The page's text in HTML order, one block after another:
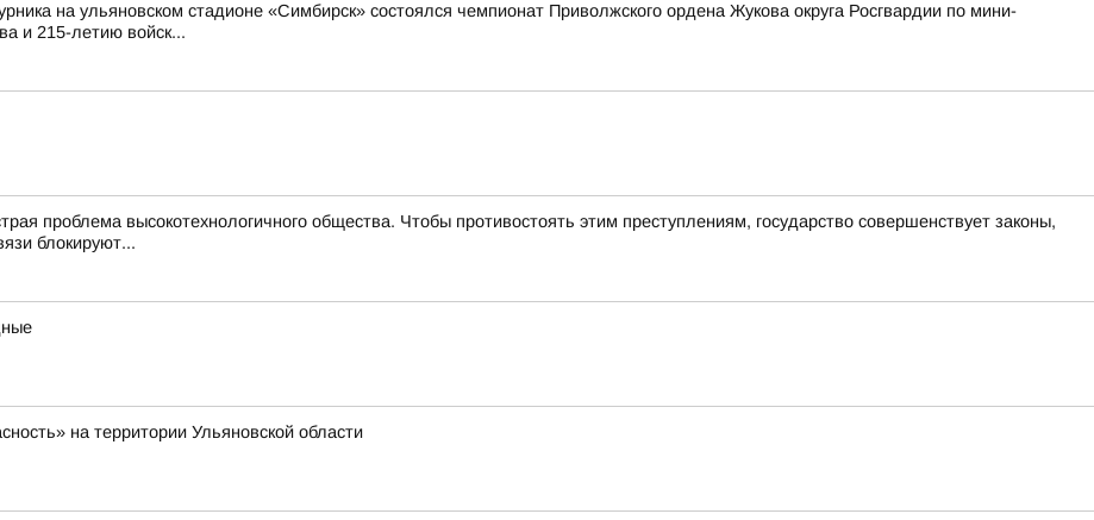
на ульяновском стадионе «Симбирск» состоялся чемпионат Приволжского ордена Жукова округа Росгвардии по мини-
и 215-летию войск...
проблема высокотехнологичного общества. Чтобы противостоять этим преступлениям, государство совершенствует законы,
блокируют...
на территории Ульяновской области